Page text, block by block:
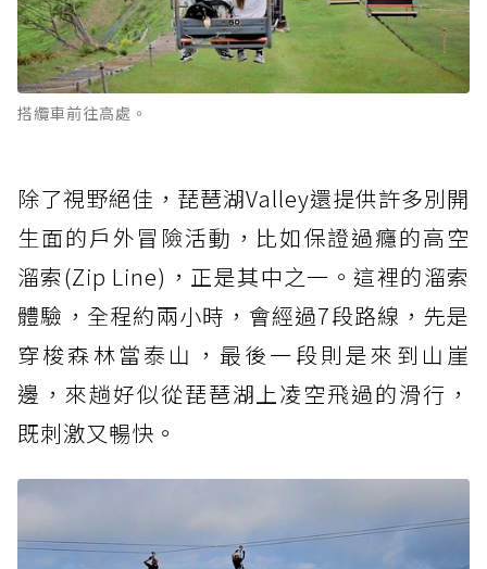
搭纜車前往高處。
除了視野絕佳，琵琶湖Valley還提供許多別開
生面的戶外冒險活動，比如保證過癮的高空
溜索(Zip Line)，正是其中之一。這裡的溜索
體驗，全程約兩小時，會經過7段路線，先是
穿梭森林當泰山，最後一段則是來到山崖
邊，來趟好似從琵琶湖上凌空飛過的滑行，
既刺激又暢快。